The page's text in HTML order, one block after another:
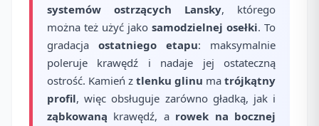
systemów ostrzących Lansky, którego
można też użyć jako samodzielnej osełki. To
gradacja ostatniego etapu: maksymalnie
poleruje krawędź i nadaje jej ostateczną
ostrość. Kamień z tlenku glinu ma trójkątny
profil, więc obsługuje zarówno gładką, jak i
ząbkowaną krawędź, a rowek na bocznej